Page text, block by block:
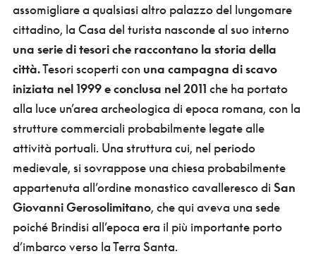
assomigliare a qualsiasi altro palazzo del lungomare
cittadino, la Casa del turista nasconde al suo interno
una serie di tesori che raccontano la storia della
città.Tesori scoperti con una campagna di scavo
iniziata nel 1999 e conclusa nel 2011 che ha portato
alla luce un’area archeologica di epoca romana, con la
strutture commerciali probabilmente legate alle
attività portuali. Una struttura cui, nel periodo
medievale, si sovrappose una chiesa probabilmente
appartenuta all’ordine monastico cavalleresco diSan
Giovanni Gerosolimitano, che qui aveva una sede
poiché Brindisi all’epoca era il più importante porto
d’imbarco verso la Terra Santa.